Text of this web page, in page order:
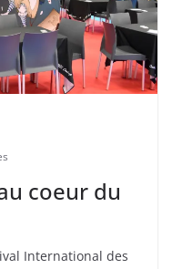
coeur du
International des